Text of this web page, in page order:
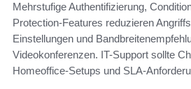
Mehrstufige Authentifizierung,
Protection-Features reduzieren
Einstellungen und
Videokonferenzen. IT-Support sollte
Homeoffice-Setups und SLA-